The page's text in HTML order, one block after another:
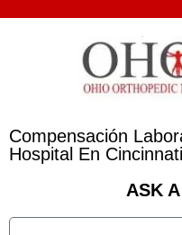
Compensación
Hospital En Cincinnati
ASK